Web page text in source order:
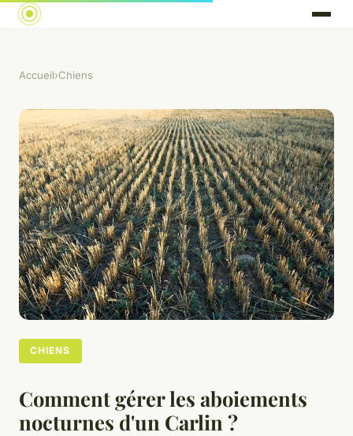
Accueil›Chiens
CHIENS
Comment gérer les aboiements
nocturnes d'un Carlin ?